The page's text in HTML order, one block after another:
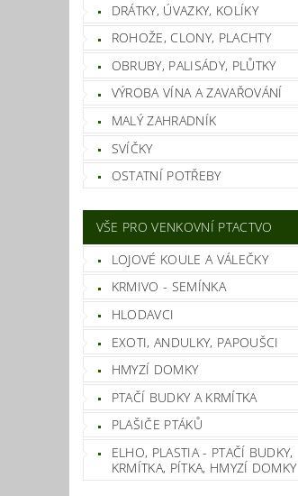
DRÁTKY, ÚVAZKY, KOLÍKY
ROHOŽE, CLONY, PLACHTY
OBRUBY, PALISÁDY, PLŮTKY
VÝROBA VÍNA A ZAVAŘOVÁNÍ
MALÝ ZAHRADNÍK
SVÍČKY
OSTATNÍ POTŘEBY
VŠE PRO VENKOVNÍ PTACTVO
LOJOVÉ KOULE A VÁLEČKY
KRMIVO - SEMÍNKA
HLODAVCI
EXOTI, ANDULKY, PAPOUŠCI
HMYZÍ DOMKY
PTAČÍ BUDKY A KRMÍTKA
PLAŠIČE PTÁKŮ
ELHO, PLASTIA - PTAČÍ BUDKY,
KRMÍTKA, PÍTKA, HMYZÍ DOMKY